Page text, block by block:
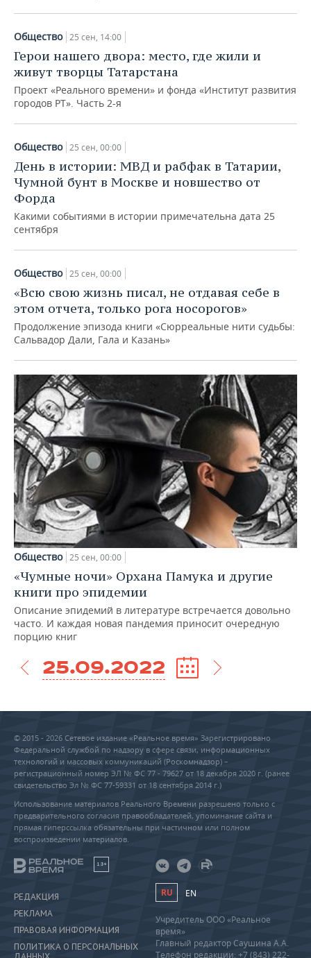
Общество 25 сен, 14:00
Герои нашего двора: место, где жили и
живут творцы Татарстана
Проект «Реального времени» и фонда «Институт развития
городов РТ». Часть 2-я
Общество 25 сен, 00:00
День в истории: МВД и рабфак в Татарии,
Чумной бунт в Москве и новшество от
Форда
Какими событиями в истории примечательна дата 25
сентября
Общество 25 сен, 00:00
«Всю свою жизнь писал, не отдавая себе в
этом отчета, только рога носорогов»
Продолжение эпизода книги «Сюрреальные нити судьбы:
Сальвадор Дали, Гала и Казань»
Общество 25 сен, 00:00
«Чумные ночи» Орхана Памука и другие
книги про эпидемии
Описание эпидемий в литературе встречается довольно
часто. И каждая новая пандемия приносит очередную
порцию книг
25.09.2022
© 2015 - 2026 Сетевое издание «Реальное время» Зарегистрировано
Федеральной службой по надзору в сфере связи, информационных
технологий и массовых коммуникаций (Роскомнадзор) –
регистрационный номер ЭЛ № ФС 77 - 79627 от 18 декабря 2020 г. (ранее
свидетельство Эл № ФС 77-59331 от 18 сентября 2014 г.)
Использование материалов Реального Времени разрешено только с
предварительного согласия правообладателей, упоминание сайта и
прямая гиперссылка обязательны при частичном или полном
воспроизведении материалов.
18+
РЕДАКЦИЯ
РЕКЛАМА
ПРАВОВАЯ ИНФОРМАЦИЯ
ПОЛИТИКА О ПЕРСОНАЛЬНЫХ
RU EN
Учредитель ООО «Реальное
время»
Главный редактор Саушина А.А.
Телефон редакции: +7 (843) 222-